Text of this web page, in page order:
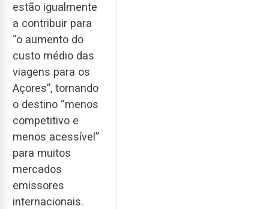
estão igualmente
a contribuir para
“o aumento do
custo médio das
viagens para os
Açores”, tornando
o destino “menos
competitivo e
menos acessível”
para muitos
mercados
emissores
internacionais.